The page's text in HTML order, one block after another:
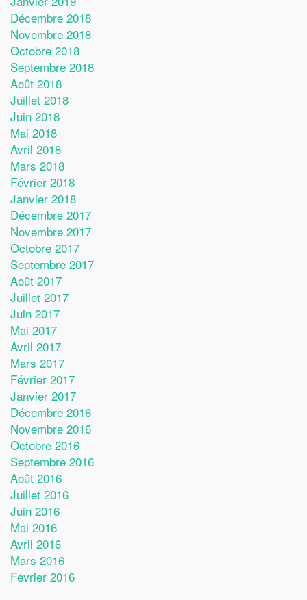
Décembre 2018
Novembre 2018
Octobre 2018
Septembre 2018
Août 2018
Juillet 2018
Juin 2018
Mai 2018
Avril 2018
Mars 2018
Février 2018
Janvier 2018
Décembre 2017
Novembre 2017
Octobre 2017
Septembre 2017
Août 2017
Juillet 2017
Juin 2017
Mai 2017
Avril 2017
Mars 2017
Février 2017
Janvier 2017
Décembre 2016
Novembre 2016
Octobre 2016
Septembre 2016
Août 2016
Juillet 2016
Juin 2016
Mai 2016
Avril 2016
Mars 2016
Février 2016